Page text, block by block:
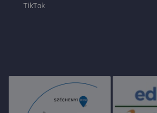
TikTok